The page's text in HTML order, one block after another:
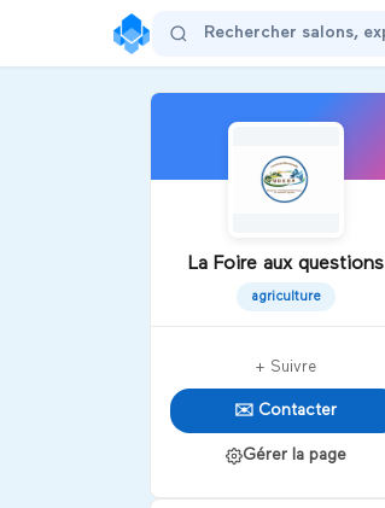
La Foire aux questions
agriculture
+ Suivre
✉️ Contacter
Gérer la page